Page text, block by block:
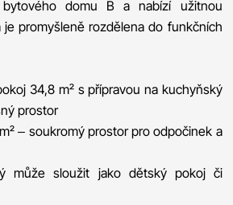
bytového domu B a nabízí užitnou
je promyšleně rozdělena do funkčních
34,8 m² s přípravou na kuchyňský
prostor
– soukromý prostor pro odpočinek a
může sloužit jako dětský pokoj či